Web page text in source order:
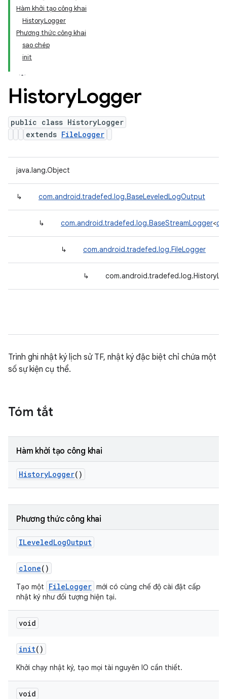
Hàm khởi tạo công khai
HistoryLogger
Phương thức công khai
sao chép
init
HistoryLogger
public class HistoryLogger
extends FileLogger
java.lang.Object
↳ com.android.tradefed.log.BaseLeveledLogOutput
↳ com.android.tradefed.log.BaseStreamLogger<
↳ com.android.tradefed.log.FileLogger
↳
Trình ghi nhật ký lịch sử TF, nhật ký đặc biệt chỉ chứa một
số sự kiện cụ thể.
Tóm tắt
Hàm khởi tạo công khai
HistoryLogger()
Phương thức công khai
ILeveledLogOutput
clone()
Tạo một FileLogger mới có cùng chế độ cài đặt cấp
nhật ký như đối tượng hiện tại.
void
init()
Khởi chạy nhật ký, tạo mọi tài nguyên IO cần thiết.
void